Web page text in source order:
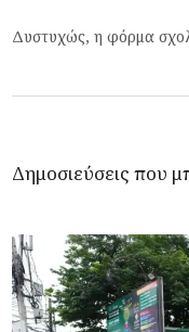
Δυστυχώς, η φόρμα
Δημοσιεύσεις που